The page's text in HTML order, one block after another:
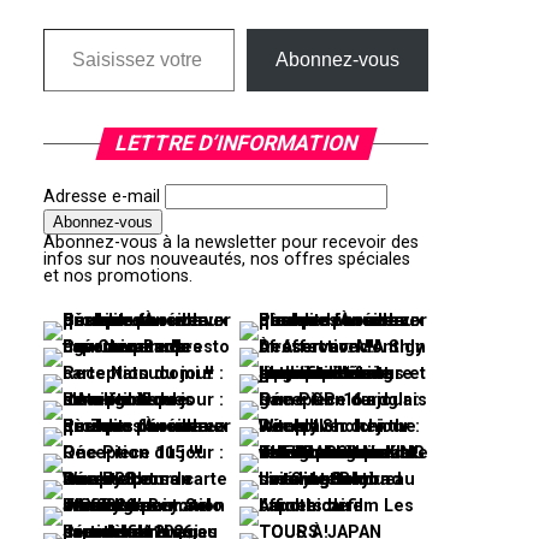
Saisissez votre adresse e-mail…
Abonnez-vous
LETTRE D’INFORMATION
Adresse e-mail
Abonnez-vous à la newsletter pour recevoir des
infos sur nos nouveautés, nos offres spéciales
et nos promotions.